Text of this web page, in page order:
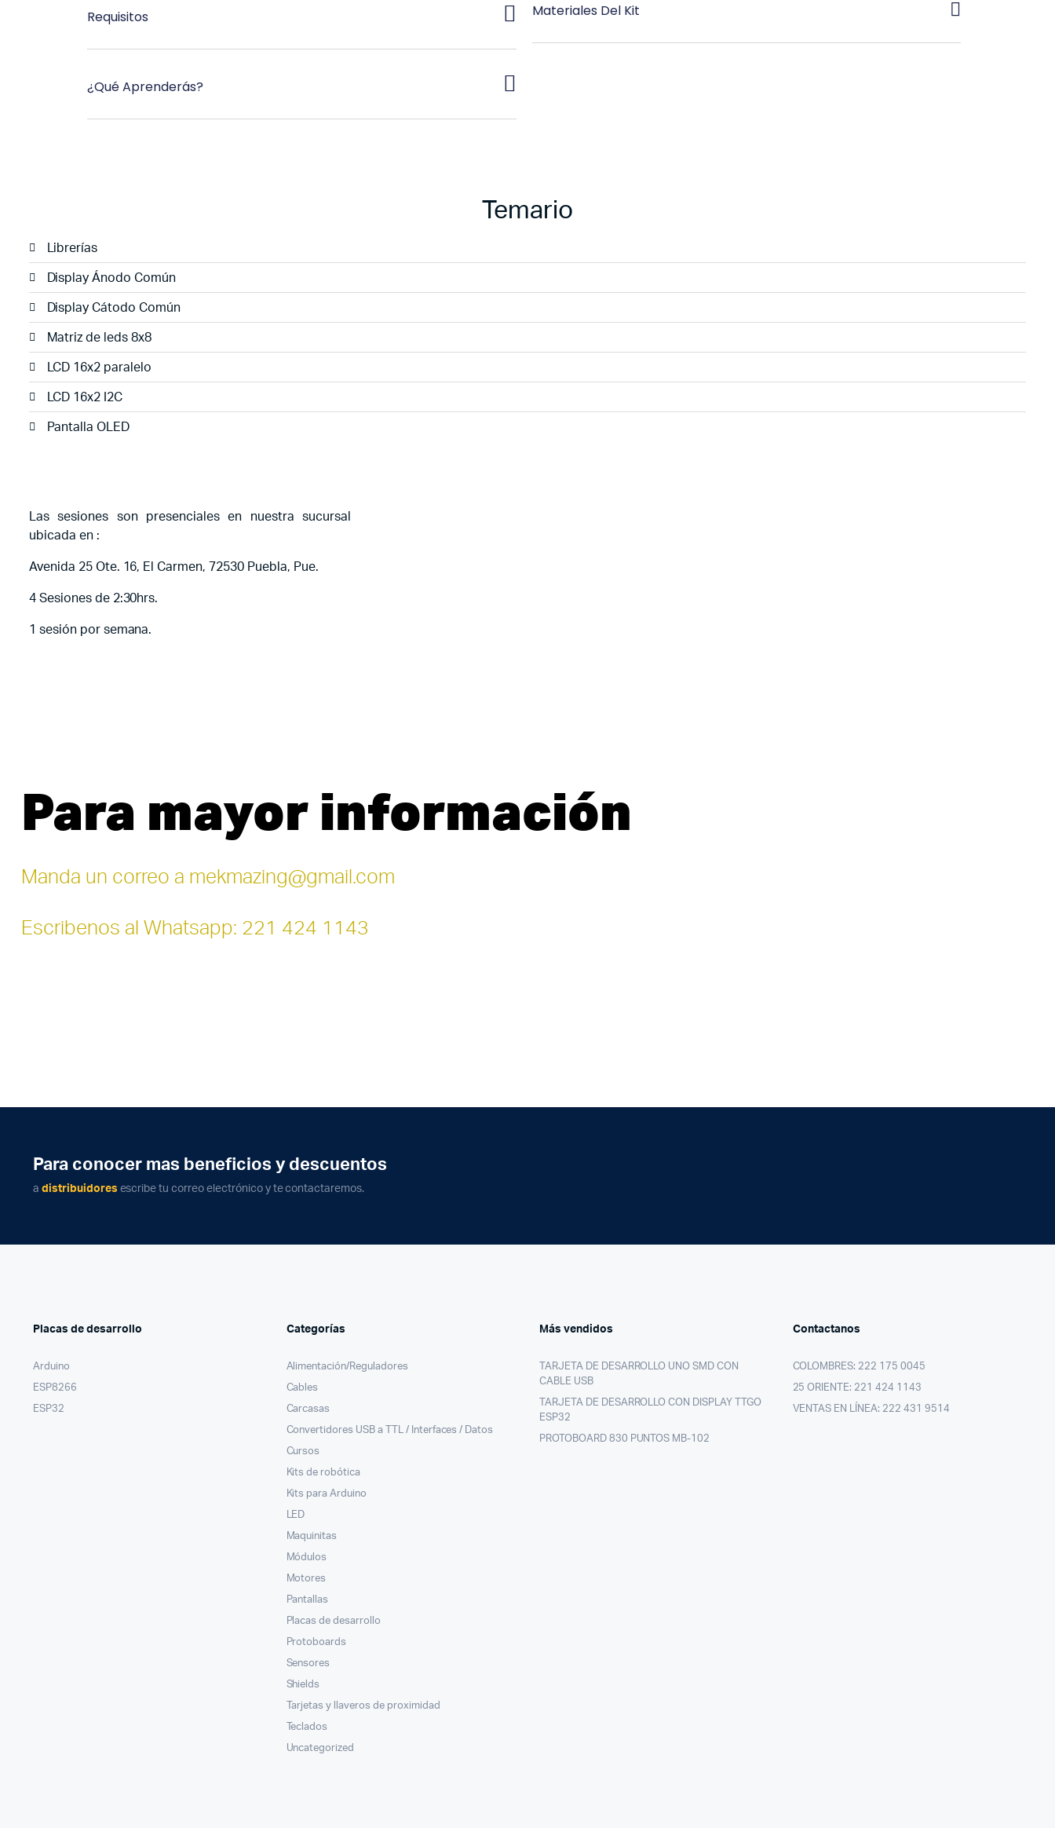
Requisitos
¿Qué Aprenderás?
Materiales Del Kit
Temario
Librerías
Display Ánodo Común
Display Cátodo Común
Matriz de leds 8x8
LCD 16x2 paralelo
LCD 16x2 I2C
Pantalla OLED
Las sesiones son presenciales en nuestra sucursal
ubicada en :
Avenida 25 Ote. 16, El Carmen, 72530 Puebla, Pue.
4 Sesiones de 2:30hrs.
1 sesión por semana.
Para mayor información
Manda un correo a mekmazing@gmail.com
Escribenos al Whatsapp: 221 424 1143
Para conocer mas beneficios y descuentos
a distribuidores escribe tu correo electrónico y te contactaremos.
Placas de desarrollo
Arduino
ESP8266
ESP32
Categorías
Alimentación/Reguladores
Cables
Carcasas
Convertidores USB a TTL / Interfaces / Datos
Cursos
Kits de robótica
Kits para Arduino
LED
Maquinitas
Módulos
Motores
Pantallas
Placas de desarrollo
Protoboards
Sensores
Shields
Tarjetas y llaveros de proximidad
Teclados
Uncategorized
Más vendidos
TARJETA DE DESARROLLO UNO SMD CON
CABLE USB
TARJETA DE DESARROLLO CON DISPLAY TTGO
ESP32
PROTOBOARD 830 PUNTOS MB-102
Contactanos
COLOMBRES: 222 175 0045
25 ORIENTE: 221 424 1143
VENTAS EN LÍNEA: 222 431 9514